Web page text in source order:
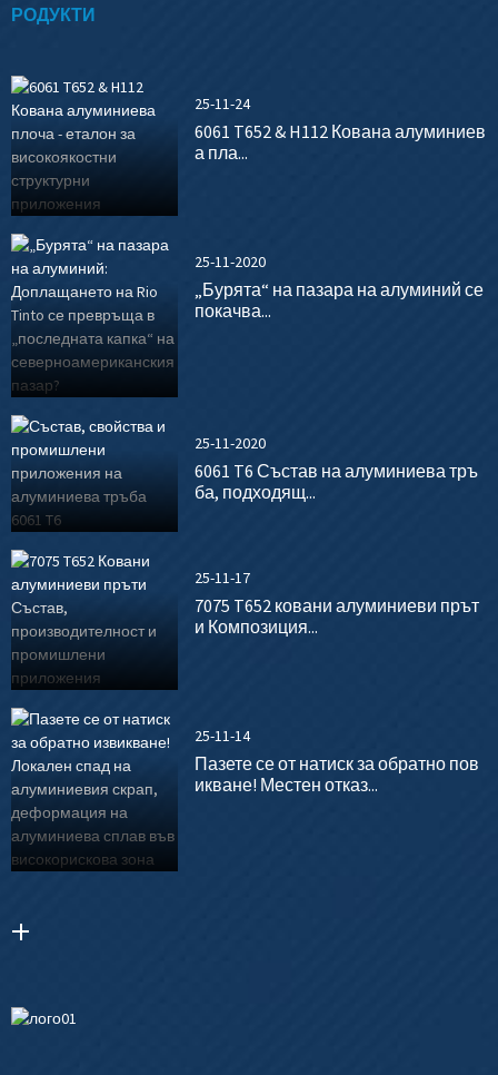
РОДУКТИ
25-11-24
6061 T652 & H112 Кована алуминиев
а пла...
25-11-2020
„Бурята“ на пазара на алуминий се
покачва...
25-11-2020
6061 T6 Състав на алуминиева тръ
ба, подходящ...
25-11-17
7075 T652 ковани алуминиеви прът
и Композиция...
25-11-14
Пазете се от натиск за обратно пов
икване! Местен отказ...